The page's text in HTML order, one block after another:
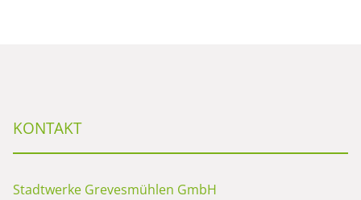
KONTAKT
Stadtwerke Grevesmühlen GmbH